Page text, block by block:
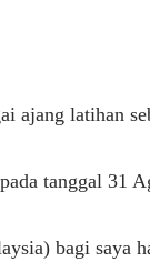
ajang latihan
tanggal
bagi saya